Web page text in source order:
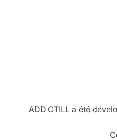
ADDICTILL a été